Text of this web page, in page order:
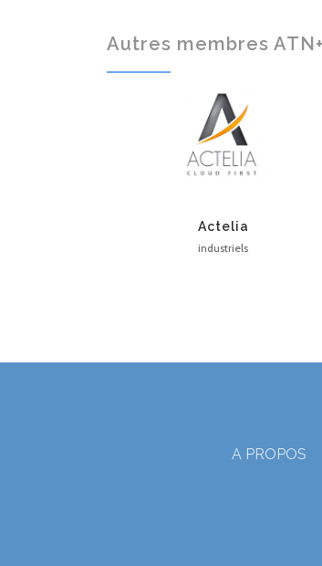
Autres membres ATN+
Actelia
industriels
A PROPOS